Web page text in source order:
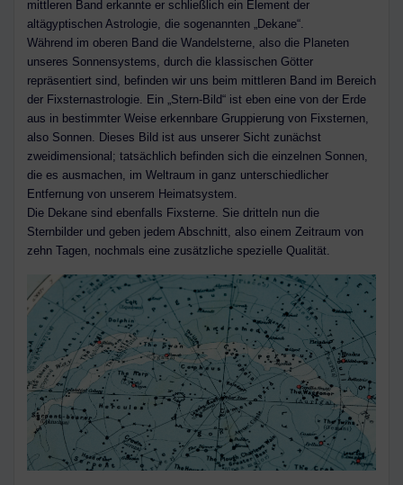
mittleren Band erkannte er schließlich ein Element der
altägyptischen Astrologie, die sogenannten „Dekane“.
Während im oberen Band die Wandelsterne, also die Planeten
unseres Sonnensystems, durch die klassischen Götter
repräsentiert sind, befinden wir uns beim mittleren Band im Bereich
der Fixsternastrologie. Ein „Stern-Bild“ ist eben eine von der Erde
aus in bestimmter Weise erkennbare Gruppierung von Fixsternen,
also Sonnen. Dieses Bild ist aus unserer Sicht zunächst
zweidimensional; tatsächlich befinden sich die einzelnen Sonnen,
die es ausmachen, im Weltraum in ganz unterschiedlicher
Entfernung von unserem Heimatsystem.
Die Dekane sind ebenfalls Fixsterne. Sie dritteln nun die
Sternbilder und geben jedem Abschnitt, also einem Zeitraum von
zehn Tagen, nochmals eine zusätzliche spezielle Qualität.